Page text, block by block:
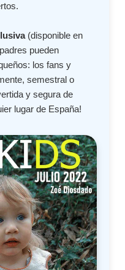
(disponible en
pueden
los fans y
semestral o
y segura de
lugar de España!